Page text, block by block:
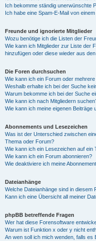
Ich bekomme ständig unerwünschte
Ich habe eine Spam-E-Mail von
Freunde und ignorierte Mitglieder
Wozu benötige ich die Listen der
Wie kann ich Mitglieder zur Liste der
hinzufügen oder diese wieder aus
Die Foren durchsuchen
Wie kann ich ein Forum oder
Weshalb erhalte ich bei der Suche
Warum bekomme ich bei der Suche
Wie kann ich nach Mitgliedern
Wie kann ich meine eigenen Beiträge
Abonnements und Lesezeichen
Was ist der Unterschied zwischen
Thema oder Forum?
Wie kann ich ein Lesezeichen auf
Wie kann ich ein Forum abonnieren?
Wie deaktiviere ich meine
Dateianhänge
Welche Dateianhänge sind in diesem
Kann ich eine Übersicht all meiner
phpBB betreffende Fragen
Wer hat diese Forensoftware
Warum ist Funktion x oder y nicht
An wen soll ich mich wenden, falls